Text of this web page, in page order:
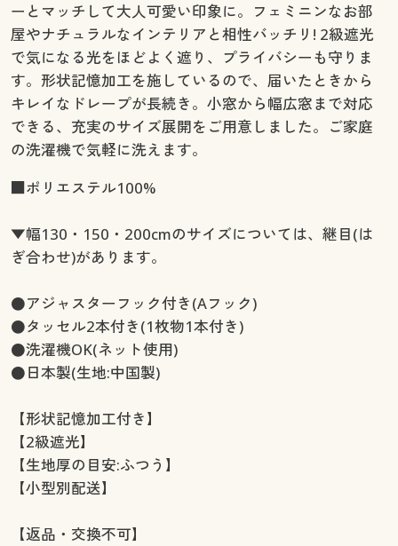
ーとマッチして大人可愛い印象に。フェミニンなお部
屋やナチュラルなインテリアと相性バッチリ! 2級遮光
で気になる光をほどよく遮り、プライバシーも守りま
す。形状記憶加工を施しているので、届いたときから
キレイなドレープが長続き。小窓から幅広窓まで対応
できる、充実のサイズ展開をご用意しました。ご家庭
の洗濯機で気軽に洗えます。
■ポリエステル100%
▼幅130・150・200cmのサイズについては、継目(は
ぎ合わせ)があります。
●アジャスターフック付き(Aフック)
●タッセル2本付き(1枚物1本付き)
●洗濯機OK(ネット使用)
●日本製(生地:中国製)
【形状記憶加工付き】
【2級遮光】
【生地厚の目安:ふつう】
【小型別配送】
【返品・交換不可】